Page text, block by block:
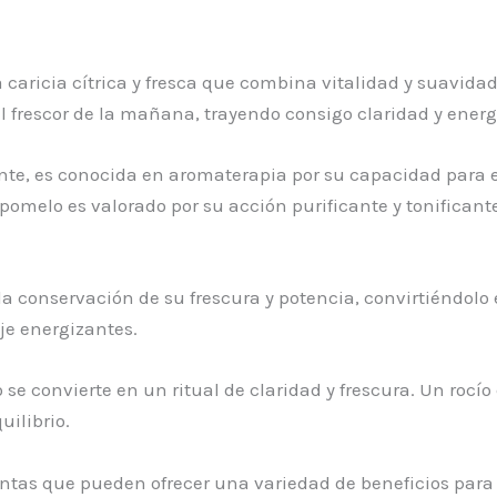
cítrica y fresca que combina vitalidad y
de la mañana, trayendo consigo claridad y
es conocida en aromaterapia por su capacidad
es valorado por su acción purificante y
conservación de su frescura y potencia,
energizantes.
se convierte en un ritual de claridad y frescura. Un
que pueden ofrecer una variedad de beneficios